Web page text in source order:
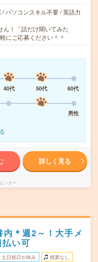
パソコンスキル不要 / 英語力
ん！「話だけ聞いてみた
にご応募ください＾＾
40代 50代
60代
男性
詳しく見る
ンター
内＊週2～！大手メ
い可
土日祝日が休み 残業なし